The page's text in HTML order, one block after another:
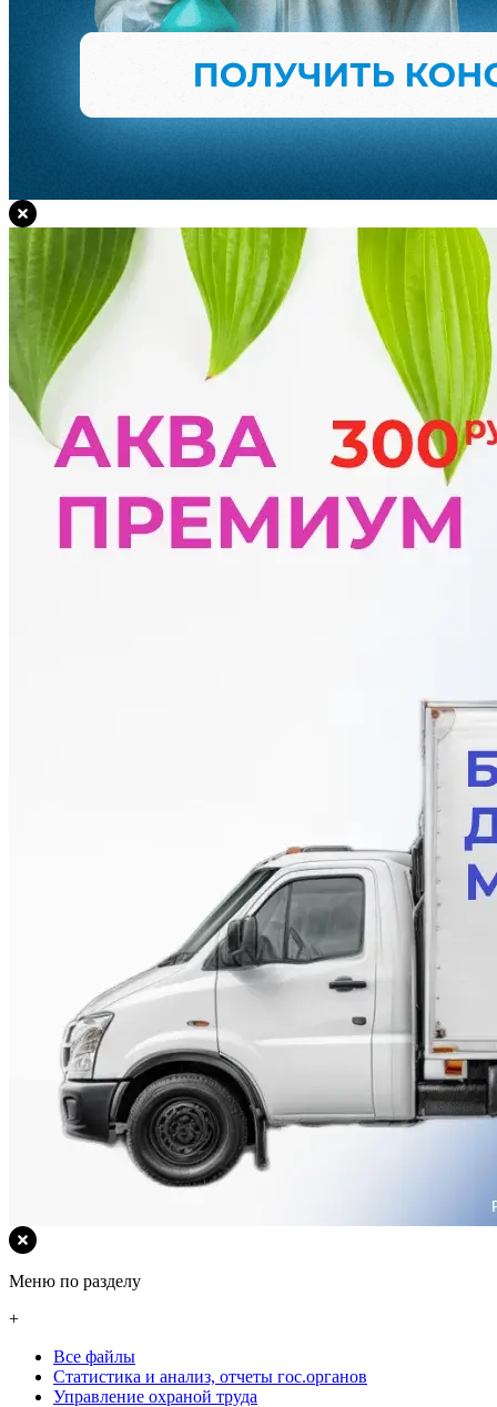
Меню по разделу
+
Все файлы
Статистика и анализ, отчеты гос.органов
Управление охраной труда